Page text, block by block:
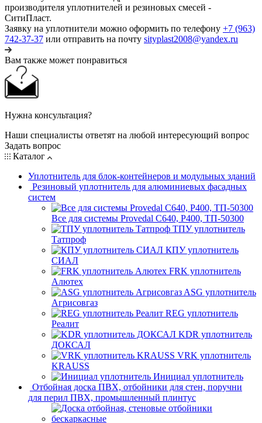
производителя уплотнителей и резиновых смесей -
СитиПласт.
Заявку на уплотнители можно оформить по телефону +7 (963)
742-37-37 или отправить на почту sityplast2008@yandex.ru
Вам также может понравиться
Нужна консультация?
Наши специалисты ответят на любой интересующий вопрос
Задать вопрос
Каталог
Уплотнитель для блок-контейнеров и модульных зданий
Резиновый уплотнитель для алюминиевых фасадных
систем
Все для системы Provedal С640, Р400, ТП-50300
ТПУ уплотнитель
Татпроф
КПУ уплотнитель
СИАЛ
FRK уплотнитель
Алютех
ASG уплотнитель
Агрисовгаз
REG уплотнитель
Реалит
KDR уплотнитель
ДОКСАЛ
VRK уплотнитель
KRAUSS
Инициал уплотнитель
Отбойная доска ПВХ, отбойники для стен, поручни
для перил ПВХ, промышленный плинтус